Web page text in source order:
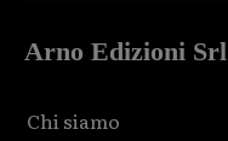
Arno Edizioni Srl
Chi siamo